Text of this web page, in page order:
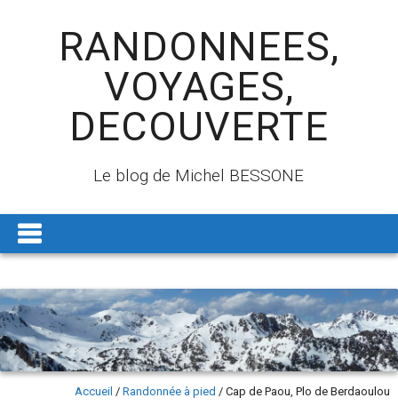
RANDONNEES,
VOYAGES,
DECOUVERTE
Le blog de Michel BESSONE
Accueil /Randonnée à pied /Cap de Paou, Plo de Berdaoulou